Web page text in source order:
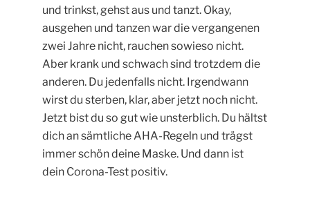
und trinkst, gehst aus und tanzt. Okay,
ausgehen und tanzen war die vergangenen
zwei Jahre nicht, rauchen sowieso nicht.
Aber krank und schwach sind trotzdem die
anderen. Du jedenfalls nicht. Irgendwann
wirst du sterben, klar, aber jetzt noch nicht.
Jetzt bist du so gut wie unsterblich. Du hältst
dich an sämtliche AHA-Regeln und trägst
immer schön deine Maske. Und dann ist
dein Corona-Test positiv.